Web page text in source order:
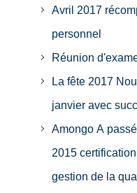
Avril 2017
personnel
Réunion
La fête 2017
janvier avec
Amongo A
2015
gestion de la